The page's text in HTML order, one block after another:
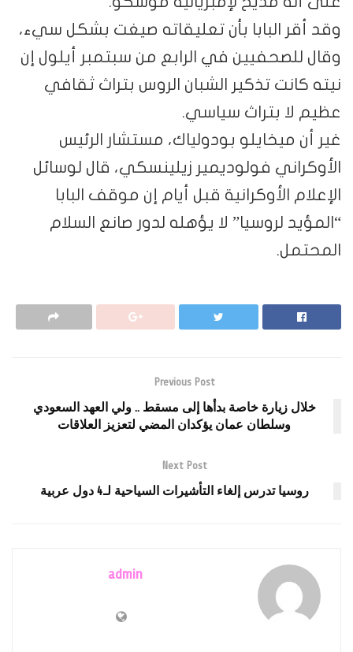
وقد أقر البابا بأن تعليقاته صيغت بشكل سيء،
وقال للصحفيين في الرابع من سبتمبر أيلول إن
نيته كانت تذكير الشبان الروس بتراث ثقافي
عظيم لا بتراث سياسي.
غير أن ميخايلو بودولياك، مستشار الرئيس
الأوكراني فولوديمير زيلينسكي، قال لوسائل
الإعلام الأوكرانية قبل أيام إن موقف البابا
“المؤيد لروسيا” لا يؤهله لدور صانع السلام
المحتمل.
Previous Post
خلال زيارة خاصة بدأها إلى مسقط .. ولي العهد السعودي
وسلطان عمان يؤكدان المضي لتعزيز العلاقات
Next Post
روسيا تدرس إلغاء التأشيرات السياحية لـ4 دول عربية
admin